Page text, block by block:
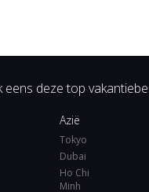
eens deze top
Azië
Tokyo
Dubai
Ho Chi
Minh